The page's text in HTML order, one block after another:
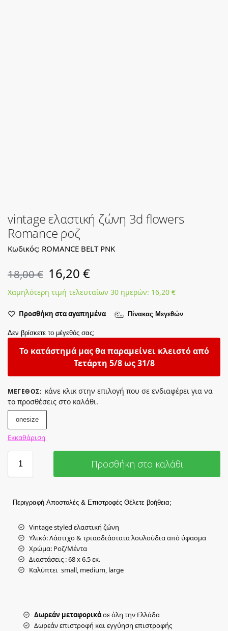
vintage ελαστική ζώνη 3d flowers
Romance ροζ
Κωδικός: RΟΜΑΝCE BELT PNK
18,00€ 16,20 €
Χαμηλότερη τιμή τελευταίων 30 ημερών: 16,20 €
Προσθήκη στα αγαπημένα Πίνακας Μεγεθών
Δεν βρίσκετε το μέγεθός σας;
Το κατάστημά μας θα παραμείνει κλειστό από
Τετάρτη 5/8 ως 31/8
ΜΈΓΕΘΟΣ: κάνε κλικ στην επιλογή που σε ενδιαφέρει για να
το προσθέσεις στο καλάθι.
onesize
Εκκαθάριση
Προσθήκη στο καλάθι
Περιγραφή Αποστολές & Επιστροφές Θέλετε βοήθεια;
Vintage styled ελαστική ζώνη
Υλικό: Λάστιχο & τριασδιάστατα λουλούδια από ύφασμα
Xρώμα: Ροζ/Μέντα
Διαστάσεις : 68 x 6.5 εκ.
Καλύπτει small, medium, large
Δωρεάν μεταφορικάσε όλη την Ελλάδα
Δωρεάν επιστροφή και εγγύηση επιστροφής